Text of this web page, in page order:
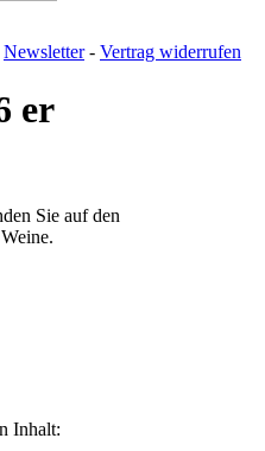
Newsletter- Vertrag widerrufen
er
Sie auf den
Inhalt: